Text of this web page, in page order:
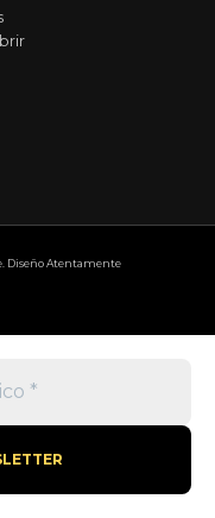
Diseño Atentamente